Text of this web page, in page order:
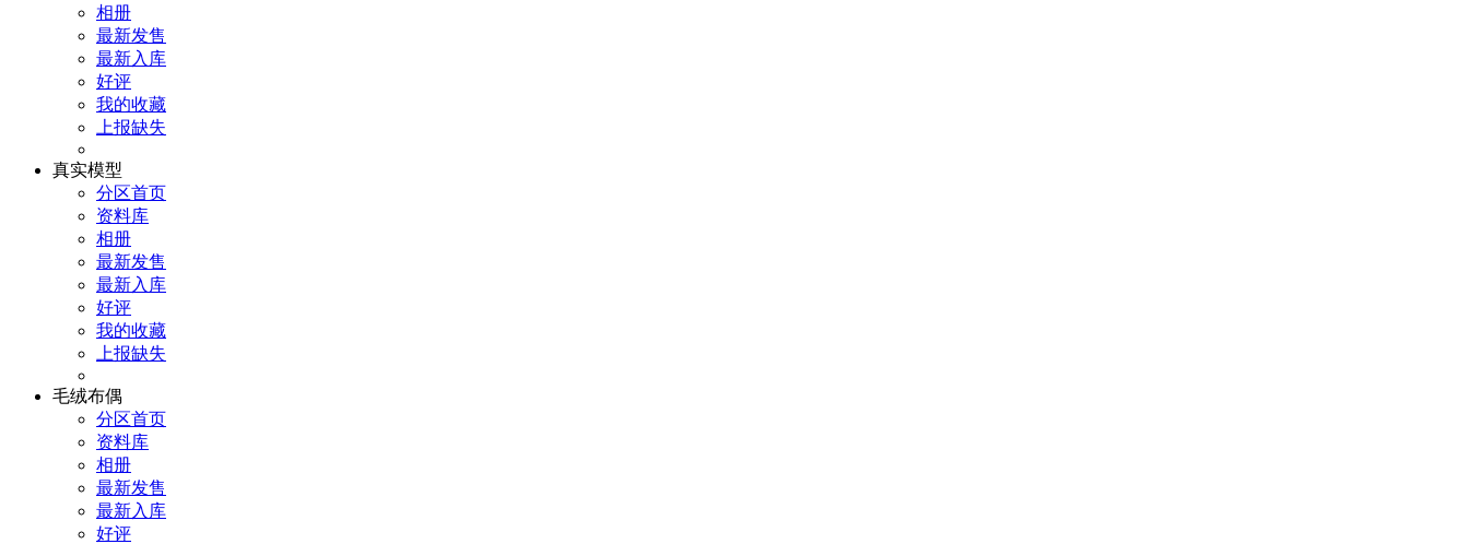
相册
最新发售
最新入库
好评
我的收藏
上报缺失
真实模型
分区首页
资料库
相册
最新发售
最新入库
好评
我的收藏
上报缺失
毛绒布偶
分区首页
资料库
相册
最新发售
最新入库
好评